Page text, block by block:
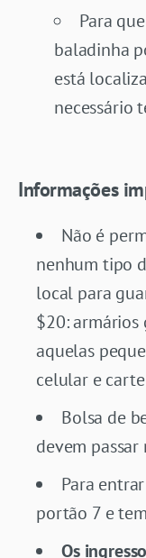
Para
baladinha
está
necessário
Informações
Não é
nenhum tipo
local para
$20: armários
aquelas
celular e
Bolsa de
devem
Para
portão 7 e
Os